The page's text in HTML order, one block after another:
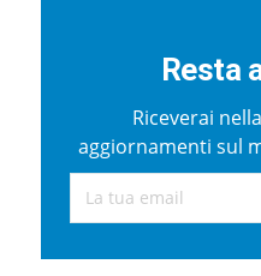
Resta
Riceverai
aggiornamenti sul